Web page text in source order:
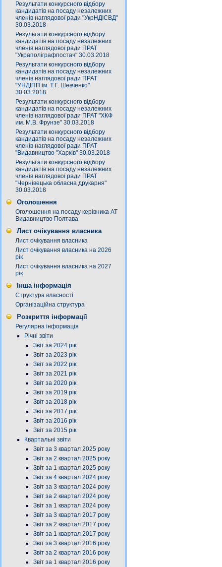
Результати конкурсного відбору
кандидатів на посаду незалежних
членів наглядової ради "УкрНДІСВД"
30.03.2018
Результати конкурсного відбору
кандидатів на посаду незалежних
членів наглядової ради ПРАТ
"Украполіграфпостач" 30.03.2018
Результати конкурсного відбору
кандидатів на посаду незалежних
членів наглядової ради ПРАТ
"УНДІПП ім. Т.Г. Шевченко"
30.03.2018
Результати конкурсного відбору
кандидатів на посаду незалежних
членів наглядової ради ПРАТ "ХКФ
им. М.В. Фрунзе" 30.03.2018
Результати конкурсного відбору
кандидатів на посаду незалежних
членів наглядової ради ПРАТ
"Видавництво "Харків" 30.03.2018
Результати конкурсного відбору
кандидатів на посаду незалежних
членів наглядової ради ПРАТ
"Чернівецька обласна друкарня"
30.03.2018
Оголошення
Оголошення на посаду керівника АТ
Видавництво Полтава
Лист очікування власника
Лист очікування власника
Лист очікування власника на 2026
рік
Лист очікування власника на 2027
рік
Інша інформація
Структура власності
Організаційна структура
Розкриття інформації
Регулярна інформація
Річні звіти
Звіт за 2024 рік
Звіт за 2023 рік
Звіт за 2022 рік
Звіт за 2021 рік
Звіт за 2020 рік
Звіт за 2019 рік
Звіт за 2018 рік
Звіт за 2017 рік
Звіт за 2016 рік
Звіт за 2015 рік
Квартальні звіти
Звіт за 3 квартал 2025 року
Звіт за 2 квартал 2025 року
Звіт за 1 квартал 2025 року
Звіт за 4 квартал 2024 року
Звіт за 3 квартал 2024 року
Звіт за 2 квартал 2024 року
Звіт за 1 квартал 2024 року
Звіт за 3 квартал 2017 року
Звіт за 2 квартал 2017 року
Звіт за 1 квартал 2017 року
Звіт за 3 квартал 2016 року
Звіт за 2 квартал 2016 року
Звіт за 1 квартал 2016 року